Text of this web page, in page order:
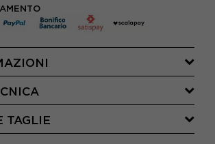
TAGLIE